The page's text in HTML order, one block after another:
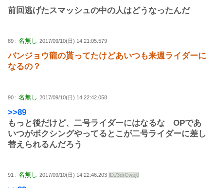
前回逃げたスマッシュの中の人はどうなったんだ
89 : 名無し 2017/09/10(日) 14:21:05.579
バンジョウ龍の貰ってたけどあいつも来週ライダーに
なるの？
90 : 名無し 2017/09/10(日) 14:22:42.058
>>89
もっと後だけど、二号ライダーにはなるな OPであ
いつがボクシングやってるとこが二号ライダーに差し
替えられるんだろう
91 : 名無し 2017/09/10(日) 14:22:46.203 ID:/3drCwpj0